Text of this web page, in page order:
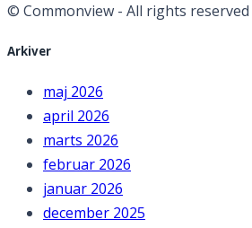
© Commonview - All rights reserved
Arkiver
maj 2026
april 2026
marts 2026
februar 2026
januar 2026
december 2025